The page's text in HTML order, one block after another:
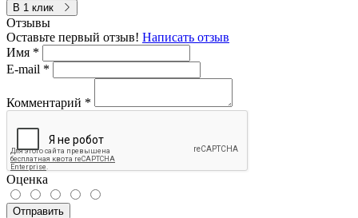
В 1 клик
Отзывы
Оставьте первый отзыв! Написать отзыв
Имя *
E-mail *
Комментарий *
Оценка
Отправить